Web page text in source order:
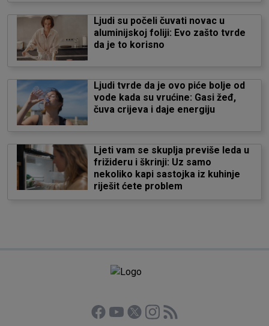
Ljudi su počeli čuvati novac u
aluminijskoj foliji: Evo zašto tvrde
da je to korisno
Ljudi tvrde da je ovo piće bolje od
vode kada su vrućine: Gasi žeđ,
čuva crijeva i daje energiju
Ljeti vam se skuplja previše leda u
frižideru i škrinji: Uz samo
nekoliko kapi sastojka iz kuhinje
riješit ćete problem